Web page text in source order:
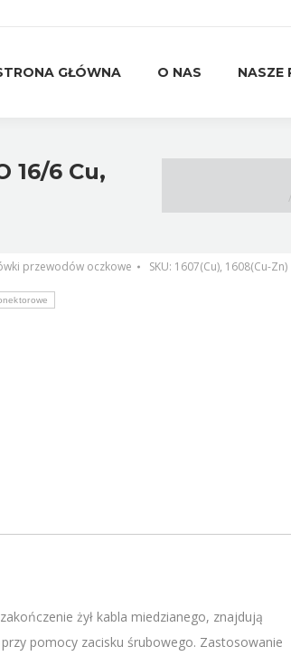
GŁÓWNA O NAS NASZE
16/6 Cu,
przewodów oczkowe SKU: 1607(Cu), 1608(Cu-Zn)
żył kabla miedzianego, znajdują
pomocy zacisku śrubowego. Zastosowanie